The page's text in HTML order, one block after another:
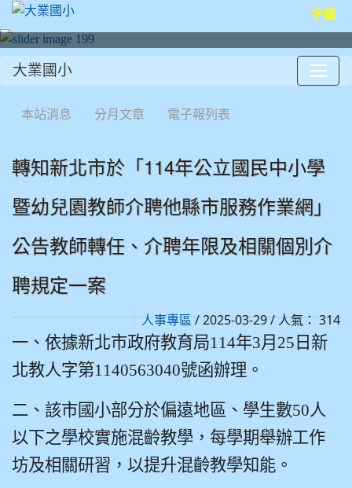
字級
大業國小
本站消息 分月文章 電子報列表
轉知新北市於「114年公立國民中小學
暨幼兒園教師介聘他縣市服務作業網」
公告教師轉任、介聘年限及相關個別介
聘規定一案
人事專區/ 2025-03-29 / 人氣： 314
一、依據新北市政府教育局114年3月25日新
北教人字第1140563040號函辦理。
二、該市國小部分於偏遠地區、學生數50人
以下之學校實施混齡教學，每學期舉辦工作
坊及相關研習，以提升混齡教學知能。